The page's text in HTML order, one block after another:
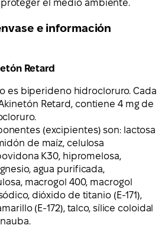
el medio ambiente.
e información
Retard
es biperideno hidrocloruro. Cada
Retard, contiene 4 mg de
(excipientes) son: lactosa
de maíz, celulosa
K30, hipromelosa,
agua purificada,
macrogol 400, macrogol
dióxido de titanio (E-171),
(E-172), talco, sílice coloidal